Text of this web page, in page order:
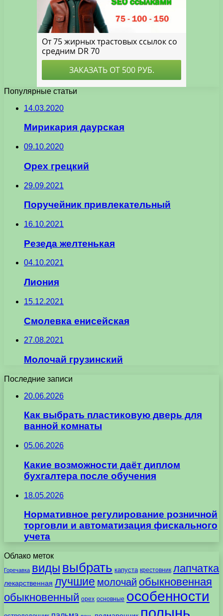
Популярные статьи
14.03.2020
Мирикария даурская
09.10.2020
Орех грецкий
29.09.2021
Поручейник привлекательный
16.10.2021
Резеда желтенькая
04.10.2021
Лиония
15.12.2021
Смолевка енисейская
27.08.2021
Молочай грузинский
Последние записи
20.06.2026
Как выбрать пластиковую дверь для
ванной комнаты
05.06.2026
Какие возможности даёт диплом
бухгалтера после обучения
18.05.2026
Нормативное регулирование розничной
торговли и автоматизация фискального
учета
Облако меток
Горечавка виды выбрать капуста крестовник лапчатка
лекарственная лучшие молочай обыкновенная
обыкновенный орех основные особенности